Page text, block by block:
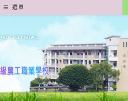
選單